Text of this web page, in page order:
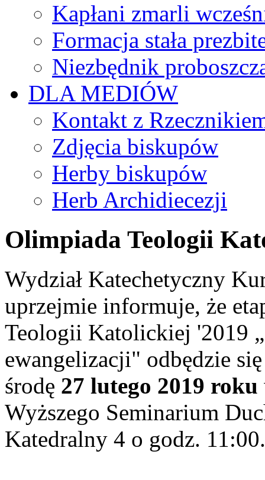
Kapłani zmarli
Formacja stała
Niezbędnik
DLA MEDIÓW
Kontakt z
Zdjęcia biskupów
Herby biskupów
Herb Archidiecezji
Olimpiada Teologii
Wydział Katechetyczny
uprzejmie informuje, że
Teologii Katolickiej '2019
ewangelizacji" odbędzie
środę 27 lutego 2019 roku
Wyższego Seminarium
Katedralny 4 o godz. 11:00.